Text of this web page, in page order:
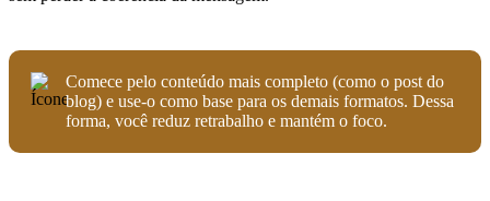
Comece pelo conteúdo mais completo (como o post do
blog) e use-o como base para os demais formatos. Dessa
forma, você reduz retrabalho e mantém o foco.